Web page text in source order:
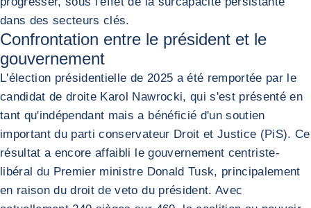
dans des secteurs clés.
Confrontation entre le président et le
gouvernement
L'élection présidentielle de 2025 a été remportée par le
candidat de droite Karol Nawrocki, qui s'est présenté en
tant qu'indépendant mais a bénéficié d'un soutien
important du parti conservateur Droit et Justice (PiS). Ce
résultat a encore affaibli le gouvernement centriste-
libéral du Premier ministre Donald Tusk, principalement
en raison du droit de veto du président. Avec